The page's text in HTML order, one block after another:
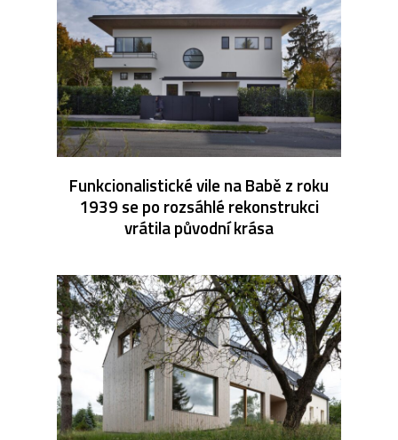
Funkcionalistické vile na Babě z roku
1939 se po rozsáhlé rekonstrukci
vrátila původní krása